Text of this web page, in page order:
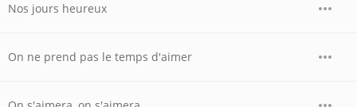
Nos jours heureux
On ne prend pas le temps d'aimer